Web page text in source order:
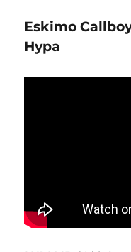
Eskimo
Hypa